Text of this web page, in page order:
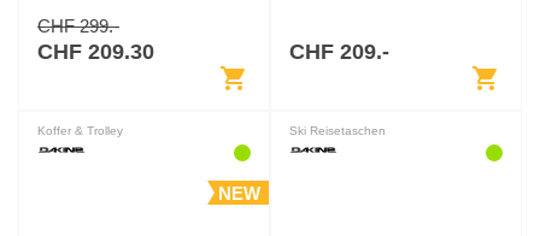
CHF 299.-
CHF 209.30
shopping_cart
CHF 209.-
shopping_cart
Koffer & Trolley
NEW
Ski Reisetaschen